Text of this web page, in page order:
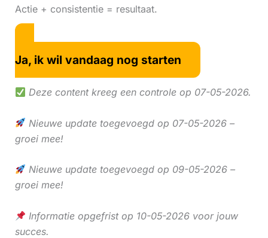
Actie + consistentie = resultaat.
Ja, ik wil vandaag nog starten
Deze content kreeg een controle op 07-05-2026.
Nieuwe update toegevoegd op 07-05-2026 –
groei mee!
Nieuwe update toegevoegd op 09-05-2026 –
groei mee!
Informatie opgefrist op 10-05-2026 voor jouw
succes.